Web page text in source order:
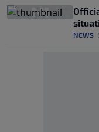
NEWS